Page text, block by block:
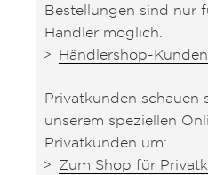
Bestellungen sind nur
Händler möglich.
Händlershop-
Privatkunden schauen
unserem speziellen
Privatkunden um:
Zum Shop für